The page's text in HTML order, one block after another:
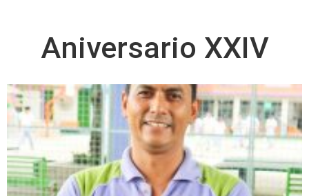
Aniversario XXIV